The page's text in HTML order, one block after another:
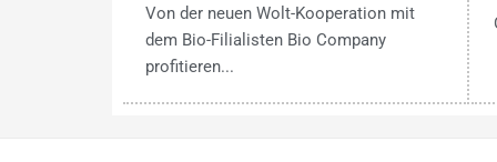
Von der neuen Wolt-Kooperation mit
dem Bio-Filialisten Bio Company
profitieren...